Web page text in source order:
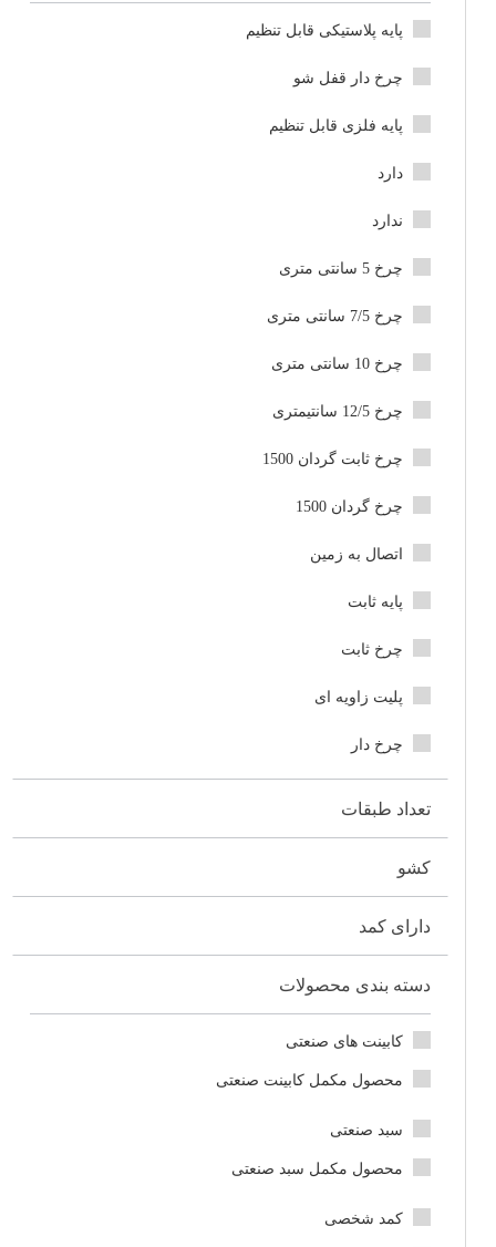
پایه پلاستیکی قابل تنظیم
چرخ دار قفل شو
پایه فلزی قابل تنظیم
دارد
ندارد
چرخ 5 سانتی متری
چرخ 7/5 سانتی متری
چرخ 10 سانتی متری
چرخ 12/5 سانتیمتری
چرخ ثابت گردان 1500
چرخ گردان 1500
اتصال به زمین
پایه ثابت
چرخ ثابت
پلیت زاویه ای
چرخ دار
تعداد طبقات
کشو
دارای کمد
دسته بندی محصولات
کابینت های صنعتی
محصول مکمل کابینت صنعتی
سبد صنعتی
محصول مکمل سبد صنعتی
کمد شخصی